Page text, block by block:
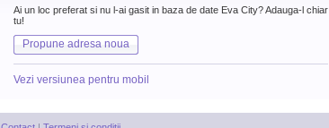
Ai un loc preferat si nu l-ai gasit in baza de date Eva City? Adauga-l chiar
tu!
Propune adresa noua
Vezi versiunea pentru mobil